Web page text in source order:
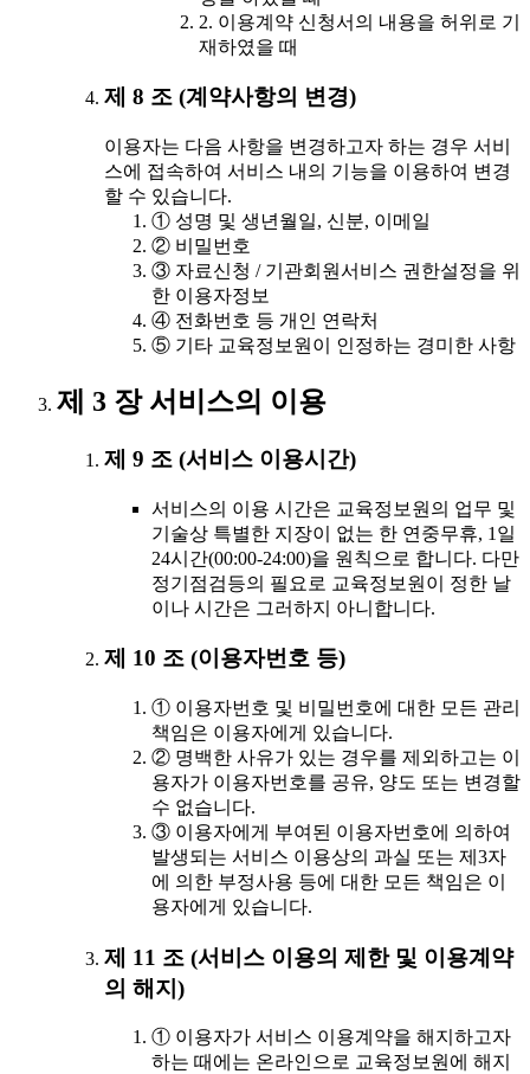
2. 이용계약 신청서의 내용을 허위로 기
재하였을 때
제 8 조 (계약사항의 변경)
이용자는 다음 사항을 변경하고자 하는 경우 서비
스에 접속하여 서비스 내의 기능을 이용하여 변경
할 수 있습니다.
① 성명 및 생년월일, 신분, 이메일
② 비밀번호
③ 자료신청 / 기관회원서비스 권한설정을 위
한 이용자정보
④ 전화번호 등 개인 연락처
⑤ 기타 교육정보원이 인정하는 경미한 사항
제 3 장 서비스의 이용
제 9 조 (서비스 이용시간)
서비스의 이용 시간은 교육정보원의 업무 및
기술상 특별한 지장이 없는 한 연중무휴, 1일
24시간(00:00-24:00)을 원칙으로 합니다. 다만
정기점검등의 필요로 교육정보원이 정한 날
이나 시간은 그러하지 아니합니다.
제 10 조 (이용자번호 등)
① 이용자번호 및 비밀번호에 대한 모든 관리
책임은 이용자에게 있습니다.
② 명백한 사유가 있는 경우를 제외하고는 이
용자가 이용자번호를 공유, 양도 또는 변경할
수 없습니다.
③ 이용자에게 부여된 이용자번호에 의하여
발생되는 서비스 이용상의 과실 또는 제3자
에 의한 부정사용 등에 대한 모든 책임은 이
용자에게 있습니다.
제 11 조 (서비스 이용의 제한 및 이용계약
의 해지)
① 이용자가 서비스 이용계약을 해지하고자
하는 때에는 온라인으로 교육정보원에 해지